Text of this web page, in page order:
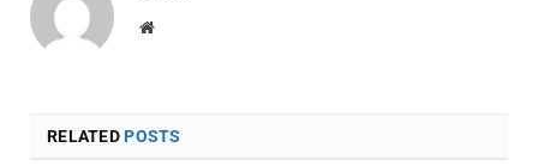
Website
RELATEDPOSTS